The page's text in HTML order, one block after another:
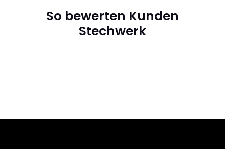
So bewerten Kunden
Stechwerk